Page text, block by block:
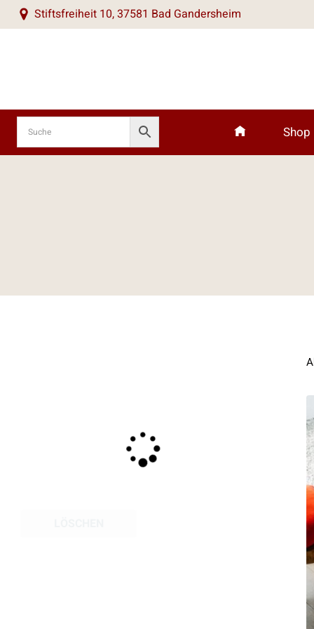
Zum
Inhalt
Stiftsfreiheit 10, 37581 Bad Gandersheim
Shop